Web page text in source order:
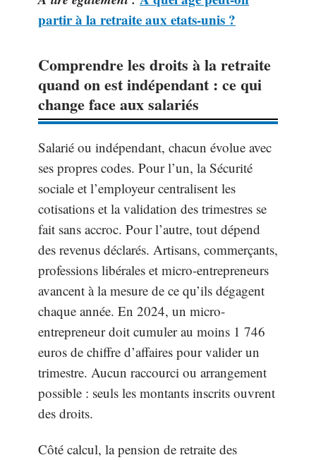
partir à la retraite aux etats-unis ?
Comprendre les droits à la retraite
quand on est indépendant : ce qui
change face aux salariés
Salarié ou indépendant, chacun évolue avec
ses propres codes. Pour l’un, la Sécurité
sociale et l’employeur centralisent les
cotisations et la validation des trimestres se
fait sans accroc. Pour l’autre, tout dépend
des revenus déclarés. Artisans, commerçants,
professions libérales et micro-entrepreneurs
avancent à la mesure de ce qu’ils dégagent
chaque année. En 2024, un micro-
entrepreneur doit cumuler au moins 1 746
euros de chiffre d’affaires pour valider un
trimestre. Aucun raccourci ou arrangement
possible : seuls les montants inscrits ouvrent
des droits.
Côté calcul, la pension de retraite des